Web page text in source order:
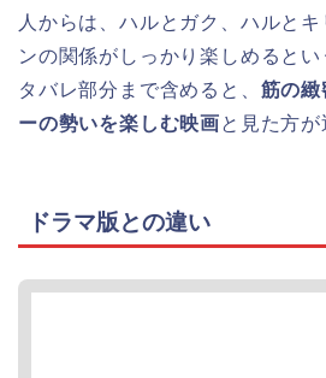
人からは、ハルとガク、ハルと
ンの関係がしっかり楽しめると
タバレ部分まで含めると、 筋の緻
ーの勢いを楽しむ映画と見た方が
ドラマ版との違い